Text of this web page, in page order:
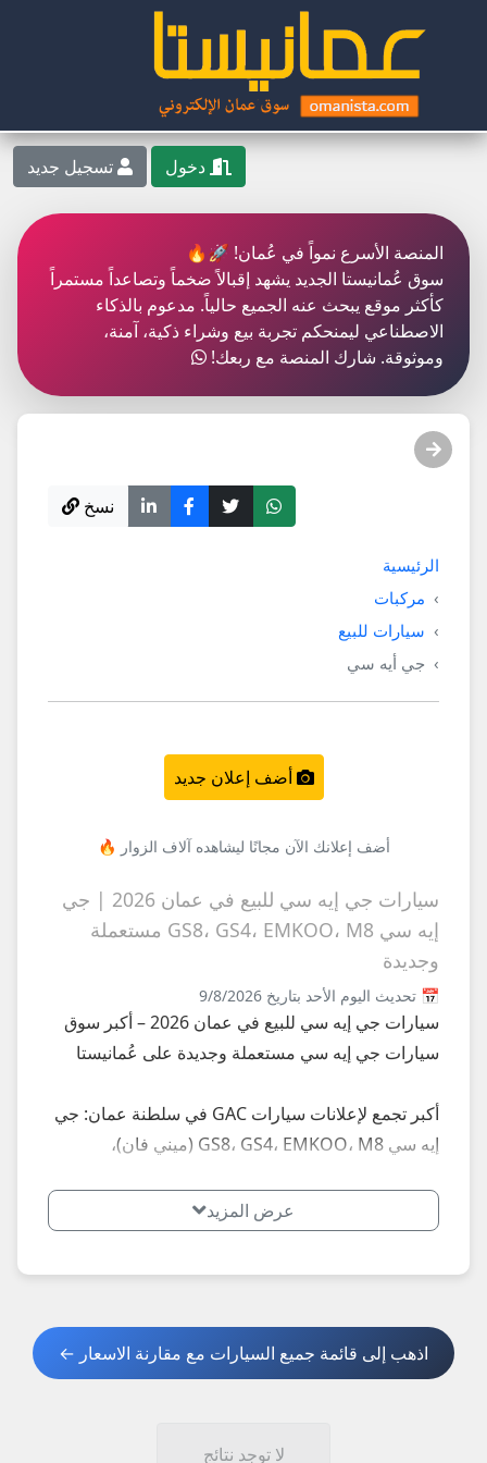
دخول تسجيل جديد
المنصة الأسرع نمواً في عُمان! 🚀🔥
سوق عُمانيستا الجديد يشهد إقبالاً ضخماً وتصاعداً مستمراً
كأكثر موقع يبحث عنه الجميع حالياً. مدعوم بالذكاء
الاصطناعي ليمنحكم تجربة بيع وشراء ذكية، آمنة،
وموثوقة. شارك المنصة مع ربعك!
نسخ
الرئيسية
مركبات
سيارات للبيع
جي أيه سي
أضف إعلان جديد
أضف إعلانك الآن مجانًا ليشاهده آلاف الزوار 🔥
سيارات جي إيه سي للبيع في عمان 2026 | جي
إيه سي GS8، GS4، EMKOO، M8 مستعملة
وجديدة
📅 تحديث اليوم الأحد بتاريخ 9/8/2026
سيارات جي إيه سي للبيع في عمان 2026 – أكبر سوق
سيارات جي إيه سي مستعملة وجديدة على عُمانيستا
أكبر تجمع لإعلانات سيارات GAC في سلطنة عمان: جي
إيه سي GS8، GS4، EMKOO، M8 (ميني فان)،
جديدة... إعلانات محدثة يومياً في مسقط، صلالة، صحار،
نزوى، بركاء، السيب، بوشر، مطرح، البريمي، الدقم وكل
**أبرز الموديلات الأكثر طلباً في عمان 2026:**
عرض المزيد
اذهب إلى قائمة جميع السيارات مع مقارنة الاسعار ←
لا توجد نتائج